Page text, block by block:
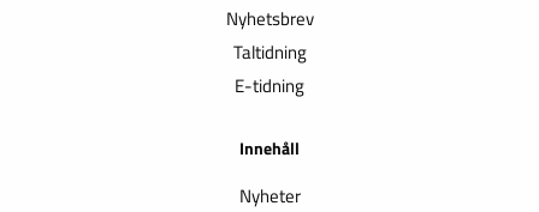
Nyhetsbrev
Taltidning
E-tidning
Innehåll
Nyheter